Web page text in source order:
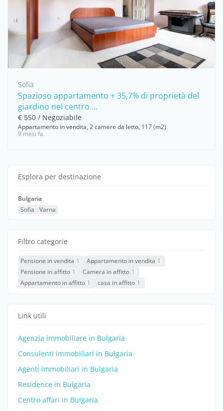
Sofia
Spazioso appartamento + 35,7% di proprietà del
giardino nel centro ...
€ 550 / Negoziabile
Appartamento in vendita, 2 camere da letto, 117 (m2)
9 mesi fa
Esplora per destinazione
Bulgaria
Sofia
Varna
Filtro categorie
Pensione in vendita 1 Appartamento in vendita 1
Pensione in affitto 1 Camera in affitto 1
Appartamento in affitto 1 casa in affitto 1
Link utili
Agenzia immobiliare in Bulgaria
Consulenti immobiliari in Bulgaria
Agenti immobiliari in Bulgaria
Residence in Bulgaria
Centro affari in Bulgaria